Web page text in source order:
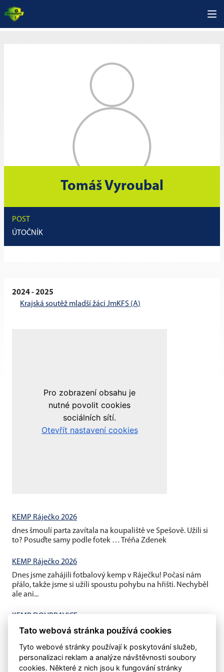
Tomáš Vyroubal
POST
ÚTOČNÍK
2024 - 2025
Krajská soutěž mladší žáci JmKFS (A)
KEMP Ráječko 2026
dnes šmoulí parta zavítala na koupaliště ve Spešově. Užili si
to? Posuďte samy podle fotek … Tréňa Zdenek
KEMP Ráječko 2026
Dnes jsme zahájili fotbalový kemp v Ráječku! Počasí nám
přálo, takže jsme si užili spoustu pohybu na hřišti. Nechyběl
ale ani...
KEMP DOUBRAVICE
V pátek jsme ukončili závěrečným fotbalovým minigolfem a
Tato webová stránka používá cookies
Tyto webové stránky používají k poskytování služeb,
personalizaci reklam a analýze návštěvnosti soubory
cookies. Některé z nich jsou k fungování stránky